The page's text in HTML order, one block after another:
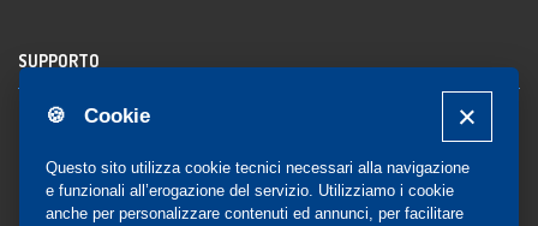
🍪 Cookie
Questo sito utilizza cookie tecnici necessari alla navigazione
e funzionali all’erogazione del servizio. Utilizziamo i cookie
anche per personalizzare contenuti ed annunci, per facilitare
SUPPORTO
Registrazione al sito
Notifica